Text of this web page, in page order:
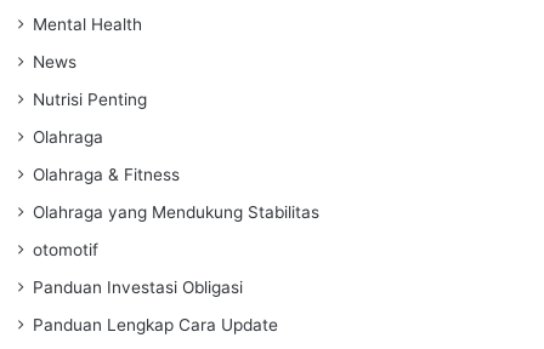
Mental Health
News
Nutrisi Penting
Olahraga
Olahraga & Fitness
Olahraga yang Mendukung Stabilitas
otomotif
Panduan Investasi Obligasi
Panduan Lengkap Cara Update